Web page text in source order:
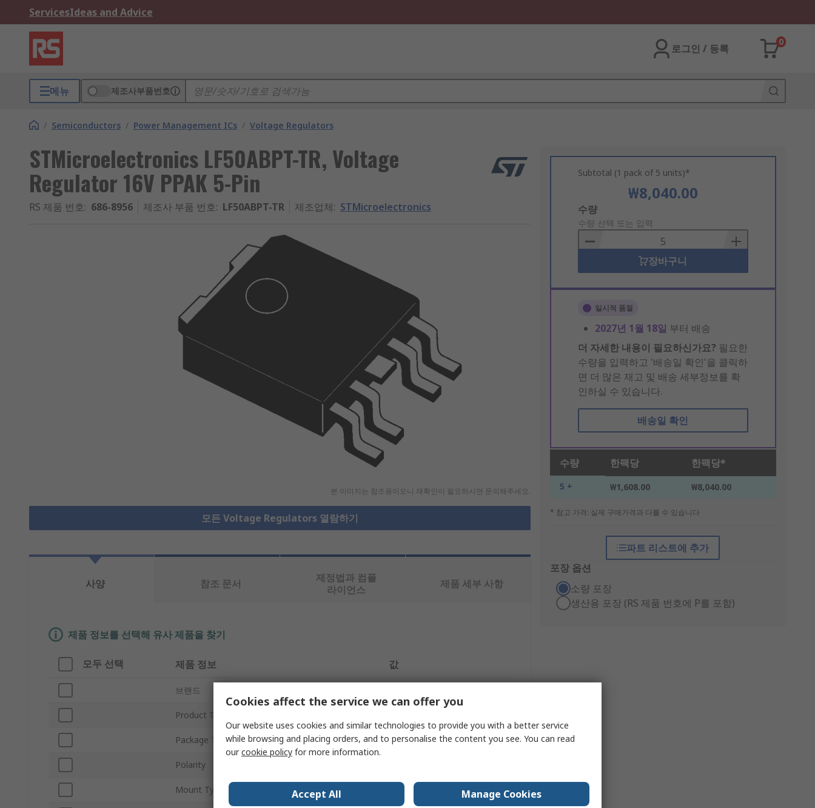
ServicesIdeas and Advice
로그인 / 등록
0
메뉴 제조사부품번호
/ Semiconductors / Power Management ICs / Voltage Regulators
STMicroelectronics LF50ABPT-TR, Voltage
Regulator 16V PPAK 5-Pin
RS 제품 번호: 686-8956 제조사 부품 번호: LF50ABPT-TR 제조업체: STMicroelectronics
본 이미지는 참조용이오니 재확인이 필요하시면 문의해주세요.
모든 Voltage Regulators 열람하기
Subtotal (1 pack of 5 units)*
₩8,040.00
Add
to
Basket
수량
수량 선택 또는 입력
장바구니
일시적 품절
2027년 1월 18일 부터 배송
더 자세한 내용이 필요하신가요? 필요한
수량을 입력하고 '배송일 확인'을 클릭하
면 더 많은 재고 및 배송 세부정보를 확
인하실 수 있습니다.
배송일 확인
수량 한팩당 한팩당*
5 + ₩1,608.00 ₩8,040.00
* 참고 가격: 실제 구매가격과 다를 수 있습니다
파트 리스트에 추가
포장 옵션
소량 포장
생산용 포장 (RS 제품 번호에 P를 포함)
사양 참조 문서
제정법과 컴플
라이언스
제품 세부 사항
제품 정보를 선택해 유사 제품을 찾기
모두 선택 제품 정보 값
브랜드
Product Type
Package Type PPAK
Polarity
Mount Type Surface
Cookies affect the service we can offer you
Our website uses cookies and similar technologies to provide you with a better service
while browsing and placing orders, and to personalise the content you see. You can read
ourcookie policy for more information.
Accept All Manage Cookies